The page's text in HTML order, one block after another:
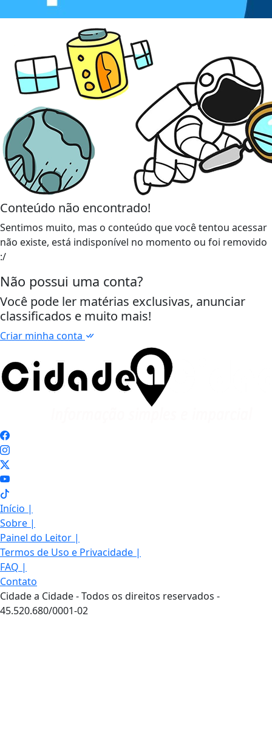
Conteúdo não encontrado!
Sentimos muito, mas o conteúdo que você tentou acessar
não existe, está indisponível no momento ou foi removido
:/
Não possui uma conta?
Você pode ler matérias exclusivas, anunciar
classificados e muito mais!
Criar minha conta
Início |
Sobre |
Painel do Leitor |
Termos de Uso e Privacidade |
FAQ |
Contato
Cidade a Cidade - Todos os direitos reservados -
45.520.680/0001-02